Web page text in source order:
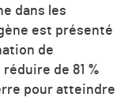
dans les
est présenté
de
de 81 %
pour atteindre